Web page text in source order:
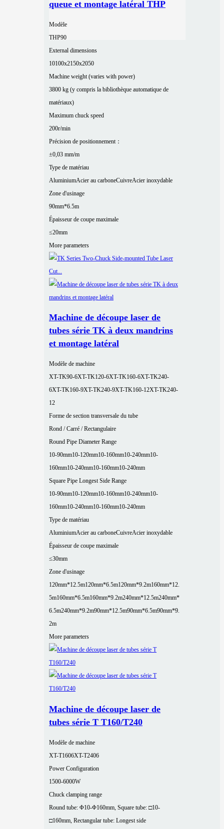
queue et montage latéral THP
Modèle
THP90
External dimensions
10100x2150x2050
Machine weight (varies with power)
3800 kg (y compris la bibliothèque automatique de
matériaux)
Maximum chuck speed
200r/min
Précision de positionnement：
±0,03 mm/m
Type de matériau
AluminiumAcier au carboneCuivreAcier inoxydable
Zone d'usinage
90mm*6.5m
Épaisseur de coupe maximale
≤20mm
More parameters
Machine de découpe laser de
tubes série TK à deux mandrins
et montage latéral
Modèle de machine
XT-TK90-6XT-TK120-6XT-TK160-6XT-TK240-
6XT-TK160-9XT-TK240-9XT-TK160-12XT-TK240-
12
Forme de section transversale du tube
Rond / Carré / Rectangulaire
Round Pipe Diameter Range
10-90mm10-120mm10-160mm10-240mm10-
160mm10-240mm10-160mm10-240mm
Square Pipe Longest Side Range
10-90mm10-120mm10-160mm10-240mm10-
160mm10-240mm10-160mm10-240mm
Type de matériau
AluminiumAcier au carboneCuivreAcier inoxydable
Épaisseur de coupe maximale
≤30mm
Zone d'usinage
120mm*12.5m120mm*6.5m120mm*9.2m160mm*12.
5m160mm*6.5m160mm*9.2m240mm*12.5m240mm*
6.5m240mm*9.2m90mm*12.5m90mm*6.5m90mm*9.
2m
More parameters
Machine de découpe laser de
tubes série T T160/T240
Modèle de machine
XT-T1606XT-T2406
Power Configuration
1500-6000W
Chuck clamping range
Round tube: Φ10-Φ160mm, Square tube: □10-
□160mm, Rectangular tube: Longest side